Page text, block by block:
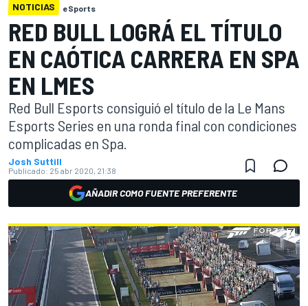
NOTICIAS eSports
RED BULL LOGRÁ EL TÍTULO
EN CAÓTICA CARRERA EN SPA
EN LMES
Red Bull Esports consiguió el título de la Le Mans
Esports Series en una ronda final con condiciones
complicadas en Spa.
Josh Suttill
Publicado: 25 abr 2020, 21:38
AÑADIR COMO FUENTE PREFERENTE